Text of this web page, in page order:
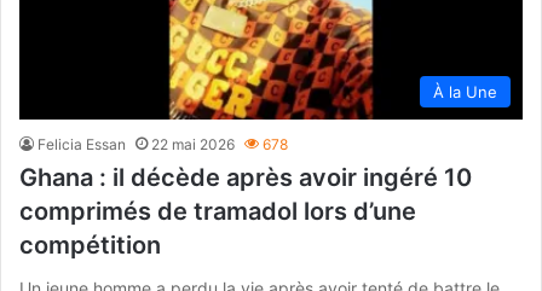
À la Une
Felicia Essan 22 mai 2026 678
Ghana : il décède après avoir ingéré 10
comprimés de tramadol lors d’une
compétition